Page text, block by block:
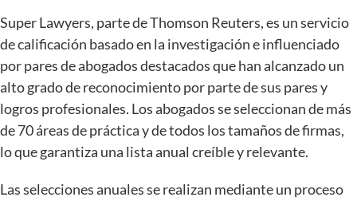
Super Lawyers, parte de Thomson Reuters, es un servicio
de calificación basado en la investigación e influenciado
por pares de abogados destacados que han alcanzado un
alto grado de reconocimiento por parte de sus pares y
logros profesionales. Los abogados se seleccionan de más
de 70 áreas de práctica y de todos los tamaños de firmas,
lo que garantiza una lista anual creíble y relevante.
Las selecciones anuales se realizan mediante un proceso